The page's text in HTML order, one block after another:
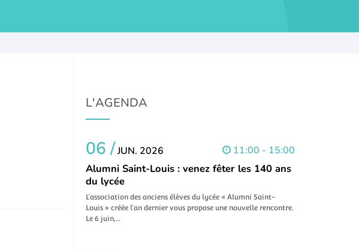
L'AGENDA
06 /JUN. 2026 11:00 - 15:00
Alumni Saint-Louis : venez fêter les 140 ans
du lycée
L’association des anciens élèves du lycée « Alumni Saint-
Louis » créée l’an dernier vous propose une nouvelle rencontre.
Le 6 juin,…